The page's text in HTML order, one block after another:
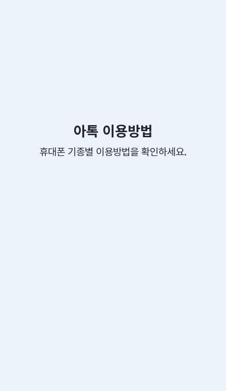
아톡 이용방법
휴대폰 기종별 이용방법을 확인하세요.